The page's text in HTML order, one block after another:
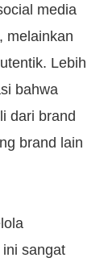
media
melainkan
Lebih
bahwa
dari brand
brand lain
sangat